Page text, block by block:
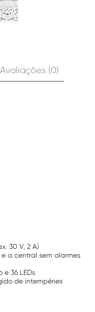
Avaliações (0)
30 V, 2 A)
a central sem alarmes
36 LEDs
de intempéries